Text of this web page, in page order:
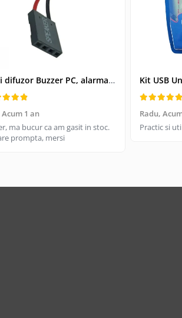
Mini difuzor Buzzer PC, alarma sonora pentru placa de baza PC
Acum 1 an
ma bucur ca am gasit in stoc.
prompta, mersi
Radu,
Practic si